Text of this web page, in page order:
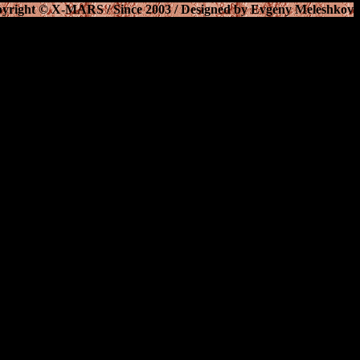
© X-MARS / Since 2003 / Designed byEvgeny Meleshkov